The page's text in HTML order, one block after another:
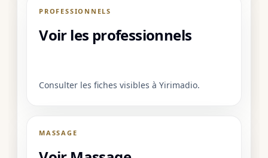
PROFESSIONNELS
Voir les professionnels
Consulter les fiches visibles à Yirimadio.
MASSAGE